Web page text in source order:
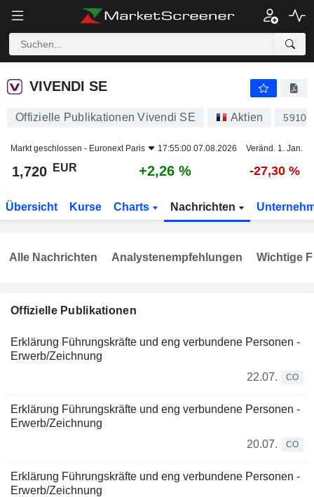
VIVENDI SE
VIVENDI SE
Offizielle Publikationen Vivendi SE Aktien
Markt geschlossen - Euronext Paris 17:55:00 07.08.2026 Veränd. 1. Jan.
1,720 EUR +2,26 % -27,30 %
Übersicht Kurse Charts Nachrichten
Offizielle Publikationen
Erklärung Führungskräfte und eng verbundene Personen -
Erwerb/Zeichnung
22.07.
CO
Erklärung Führungskräfte und eng verbundene Personen -
Erwerb/Zeichnung
20.07.
CO
Erklärung Führungskräfte und eng verbundene Personen -
Erwerb/Zeichnung
Alle Nachrichten Analystenempfehlungen Wichtige